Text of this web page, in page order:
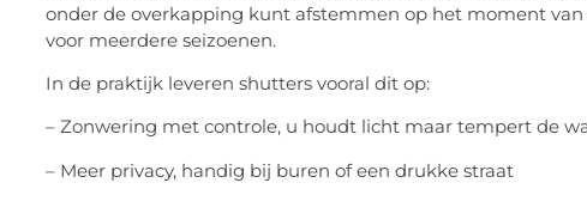
onder de overkapping kunt afstemmen op het moment
voor meerdere seizoenen.
In de praktijk leveren shutters vooral dit op:
– Zonwering met controle, u houdt licht maar tempert de
– Meer privacy, handig bij buren of een drukke straat